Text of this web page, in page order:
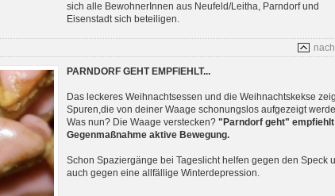
sich alle BewohnerInnen aus Neufeld/Leitha, Parndorf und
Eisenstadt sich beteiligen.
PARNDORF GEHT EMPFIEHLT...
Das leckeres Weihnachtsessen und die Weihnachtskekse
Spuren,die von deiner Waage schonungslos aufgezeigt
Was nun? Die Waage verstecken? "Parndorf geht"
Gegenmaßnahme aktive Bewegung.
Schon Spaziergänge bei Tageslicht helfen gegen den Speck
auch gegen eine allfällige Winterdepression.